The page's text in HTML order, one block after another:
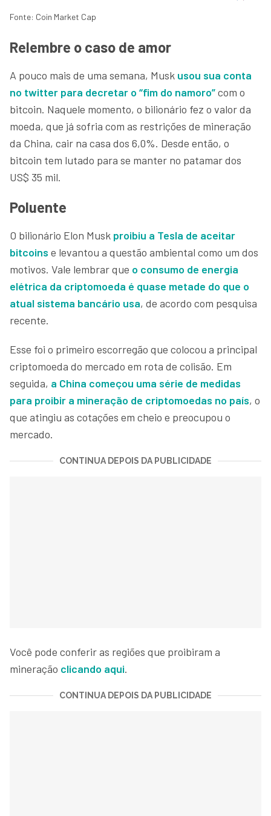
Fonte: Coin Market Cap
Relembre o caso de amor
A pouco mais de uma semana, Musk usou sua conta
no twitter para decretar o “fim do namoro”com o
bitcoin. Naquele momento, o bilionário fez o valor da
moeda, que já sofria com as restrições de mineração
da China, cair na casa dos 6,0%. Desde então, o
bitcoin tem lutado para se manter no patamar dos
US$ 35 mil.
Poluente
O bilionário Elon Musk proibiu a Tesla de aceitar
bitcoins e levantou a questão ambiental como um dos
motivos. Vale lembrar que o consumo de energia
elétrica da criptomoeda é quase metade do que o
atual sistema bancário usa, de acordo com pesquisa
recente.
Esse foi o primeiro escorregão que colocou a principal
criptomoeda do mercado em rota de colisão. Em
seguida, a China começou uma série de medidas
para proibir a mineração de criptomoedas no país, o
que atingiu as cotações em cheio e preocupou o
mercado.
CONTINUA DEPOIS DA PUBLICIDADE
Você pode conferir as regiões que proibiram a
mineração clicando aqui.
CONTINUA DEPOIS DA PUBLICIDADE